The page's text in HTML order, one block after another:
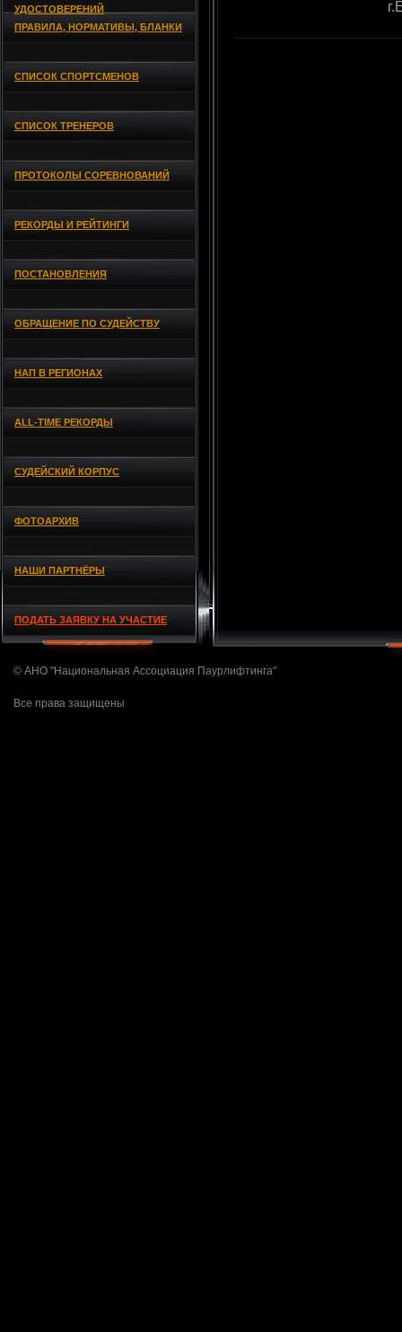
УДОСТОВЕРЕНИЙ
ПРАВИЛА, НОРМАТИВЫ, БЛАНКИ
СПИСОК СПОРТСМЕНОВ
СПИСОК ТРЕНЕРОВ
ПРОТОКОЛЫ СОРЕВНОВАНИЙ
РЕКОРДЫ И РЕЙТИНГИ
ПОСТАНОВЛЕНИЯ
ОБРАЩЕНИЕ ПО СУДЕЙСТВУ
НАП В РЕГИОНАХ
ALL-TIME РЕКОРДЫ
СУДЕЙСКИЙ КОРПУС
ФОТОАРХИВ
НАШИ ПАРТНЁРЫ
ПОДАТЬ ЗАЯВКУ НА УЧАСТИЕ
© АНО "Национальная Ассоциация Паурлифтинга"
Все права защищены